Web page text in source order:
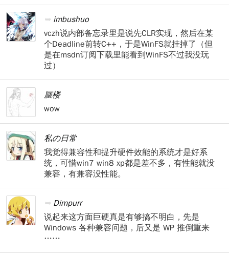
imbushuo
vczh说内部备忘录里是说先CLR实现，然后在某
个Deadline前转C++，于是WinFS就挂掉了（但
是在msdn订阅下载里能看到WinFS不过我没玩
过）
蜃楼
wow
私の日常
我觉得兼容性和提升硬件效能的系统才是好系
统，可惜win7 win8 xp都是差不多，有性能就没
兼容，有兼容没性能。
Dimpurr
说起来这方面巨硬真是有够搞不明白，先是
Windows 各种兼容问题，后又是 WP 推倒重来
……